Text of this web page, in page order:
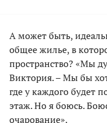
А может быть,
общее жилье, в
пространство? «Мы
Виктория. – Мы бы
где у каждого будет
этаж. Но я боюсь.
очарование».